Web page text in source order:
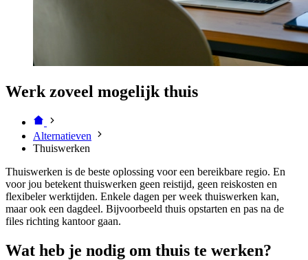
Werk zoveel mogelijk thuis
Alternatieven
Thuiswerken
Thuiswerken is de beste oplossing voor een bereikbare regio. En
voor jou betekent thuiswerken geen reistijd, geen reiskosten en
flexibeler werktijden. Enkele dagen per week thuiswerken kan,
maar ook een dagdeel. Bijvoorbeeld thuis opstarten en pas na de
files richting kantoor gaan.
Wat heb je nodig om thuis te werken?